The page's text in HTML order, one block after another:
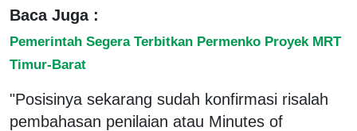
Baca Juga :
Pemerintah Segera Terbitkan Permenko Proyek MRT
Timur-Barat
"Posisinya sekarang sudah konfirmasi risalah
pembahasan penilaian atau Minutes of